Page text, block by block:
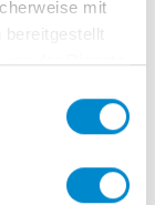
mit
bereitgestellt
der Dienste
oder